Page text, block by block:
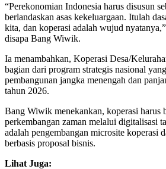
“Perekonomian Indonesia harus disusun
berlandaskan asas kekeluargaan. Itulah
kita, dan koperasi adalah wujud
disapa Bang Wiwik.
Ia menambahkan, Koperasi Desa/
bagian dari program strategis nasional
pembangunan jangka menengah dan
tahun 2026.
Bang Wiwik menekankan, koperasi harus
perkembangan zaman melalui digitalisasi
adalah pengembangan microsite koperasi
berbasis proposal bisnis.
Lihat Juga: